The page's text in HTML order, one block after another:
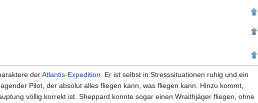
derAtlantis-Expedition. Er ist selbst in Stresssituationen ruhig und ein
Pilot, der absolut alles fliegen kann, was fliegen kann. Hinzu kommt,
völlig korrekt ist. Sheppard konnte sogar einen Wraithjäger fliegen, ohne